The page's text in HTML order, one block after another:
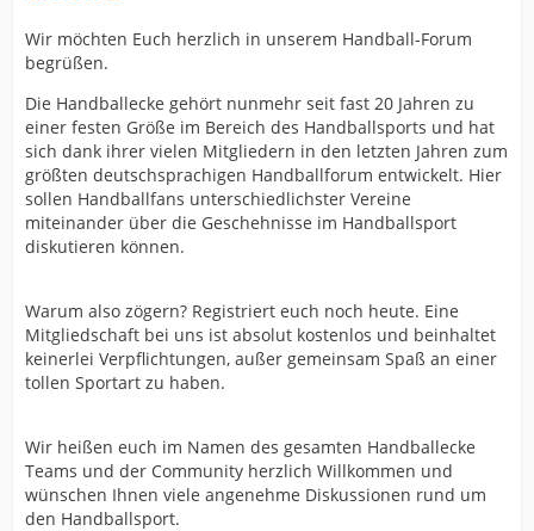
Wir möchten Euch herzlich in unserem Handball-Forum
begrüßen.
Die Handballecke gehört nunmehr seit fast 20 Jahren zu
einer festen Größe im Bereich des Handballsports und hat
sich dank ihrer vielen Mitgliedern in den letzten Jahren zum
größten deutschsprachigen Handballforum entwickelt. Hier
sollen Handballfans unterschiedlichster Vereine
miteinander über die Geschehnisse im Handballsport
diskutieren können.
Warum also zögern? Registriert euch noch heute. Eine
Mitgliedschaft bei uns ist absolut kostenlos und beinhaltet
keinerlei Verpflichtungen, außer gemeinsam Spaß an einer
tollen Sportart zu haben.
Wir heißen euch im Namen des gesamten Handballecke
Teams und der Community herzlich Willkommen und
wünschen Ihnen viele angenehme Diskussionen rund um
den Handballsport.